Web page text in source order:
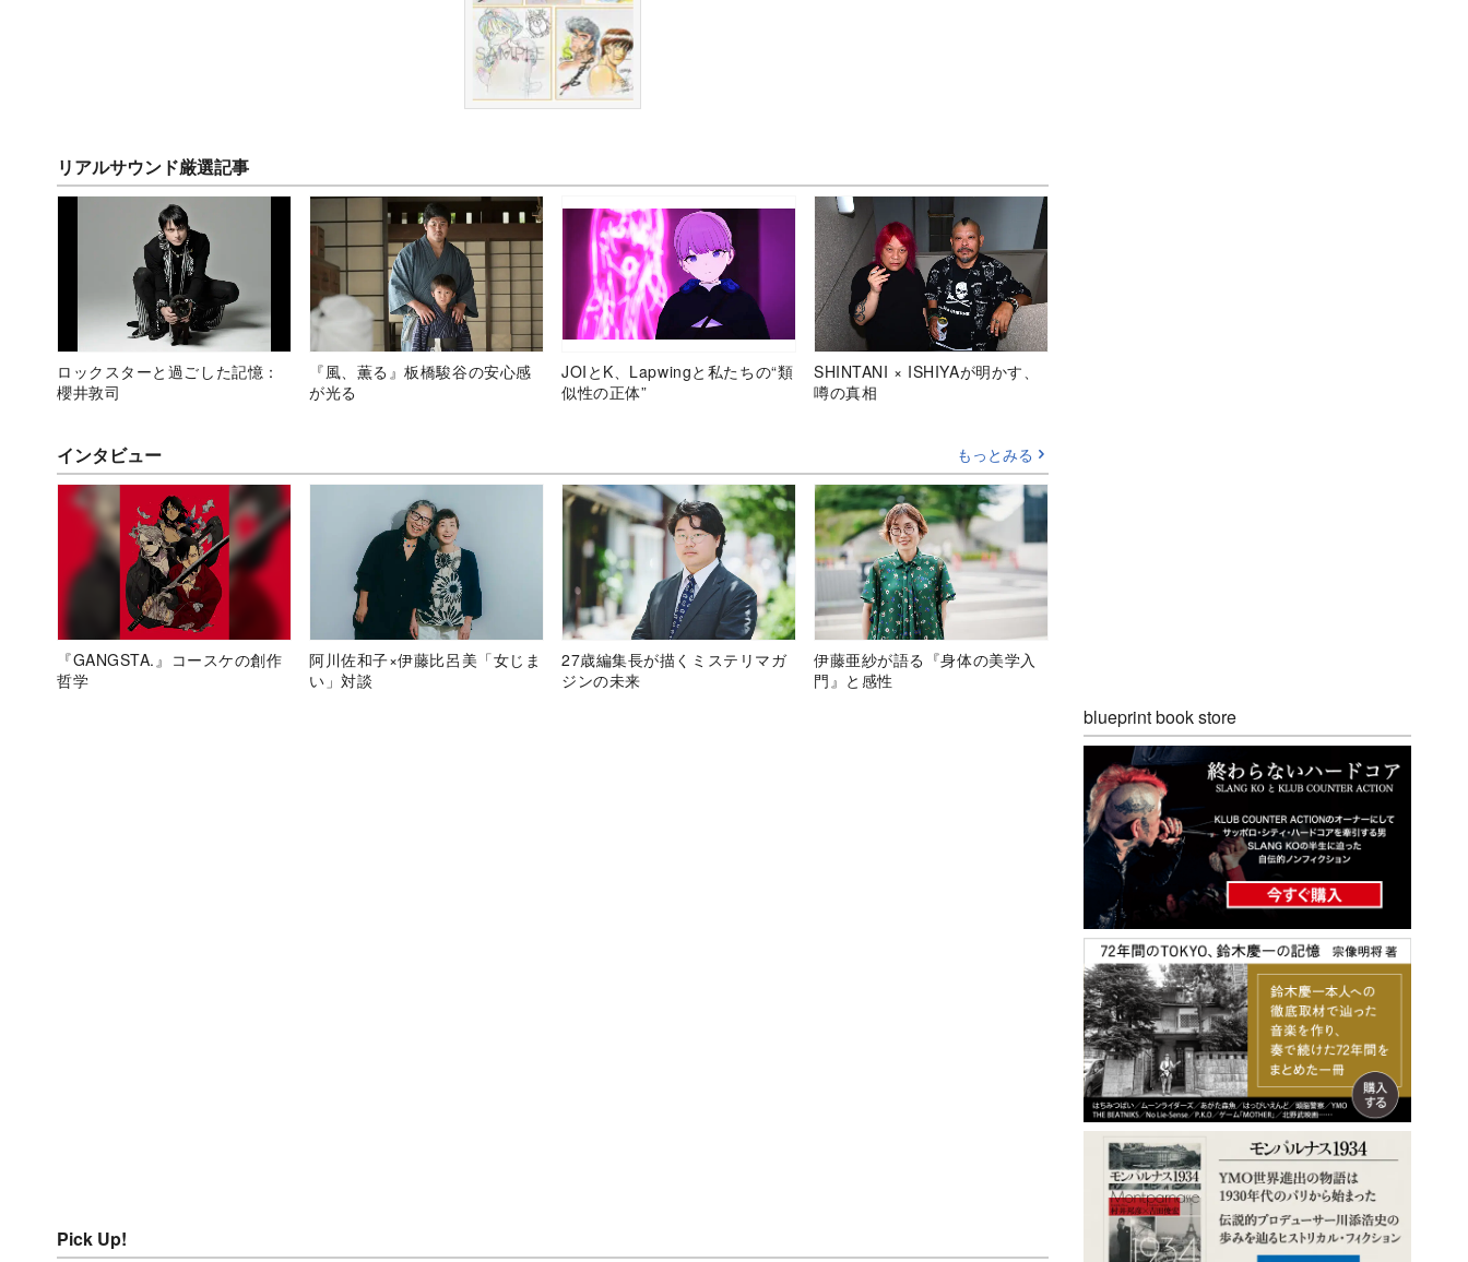
リアルサウンド厳選記事
ロックスターと過ごした記憶：
櫻井敦司
『風、薫る』板橋駿谷の安心感
が光る
JOIとK、Lapwingと私たちの“類
似性の正体”
SHINTANI × ISHIYAが明かす、
噂の真相
インタビュー もっとみる
『GANGSTA.』コースケの創作
哲学
阿川佐和子×伊藤比呂美「女じま
い」対談
27歳編集長が描くミステリマガ
ジンの未来
伊藤亜紗が語る『身体の美学入
門』と感性
Pick Up!
blueprint book store